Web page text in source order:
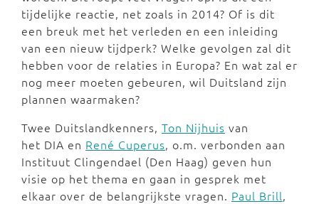
tijdelijke reactie, net zoals in 2014? Of is dit
een breuk met het verleden en een inleiding
van een nieuw tijdperk? Welke gevolgen zal dit
hebben voor de relaties in Europa? En wat zal er
nog meer moeten gebeuren, wil Duitsland zijn
plannen waarmaken?
Twee Duitslandkenners, Ton Nijhuis van
het DIA en René Cuperus, o.m. verbonden aan
Instituut Clingendael (Den Haag) geven hun
visie op het thema en gaan in gesprek met
elkaar over de belangrijkste vragen. Paul Brill,